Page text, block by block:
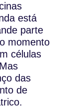
está
parte
momento
células
das
de